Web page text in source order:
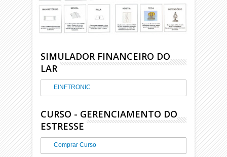
SIMULADOR FINANCEIRO DO
LAR
EINFTRONIC
CURSO - GERENCIAMENTO DO
ESTRESSE
Comprar Curso